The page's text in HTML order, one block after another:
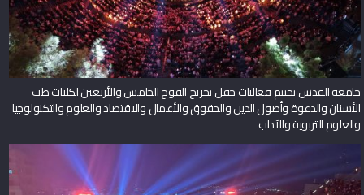
جامعة القدس تختتم فعاليات حفل تخريج الفوج الخامس والأربعين لكليات طب
الأسنان والدعوة وأصول الدين والحقوق والأعمال والاقتصاد والعلوم والتكنولوجيا
والعلوم التربوية والآداب